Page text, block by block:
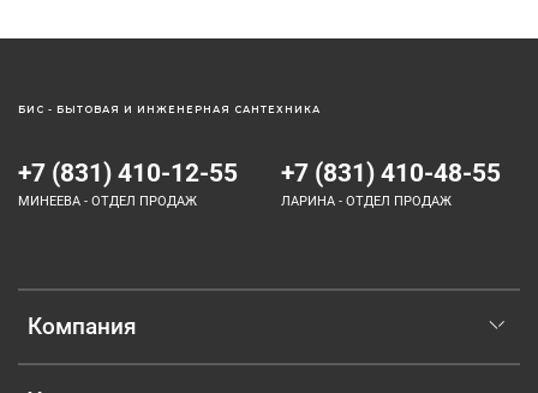
Компания
+7 (831) 410-12-55
МИНЕЕВА - ОТДЕЛ ПРОДАЖ
+7 (831) 410-48-55
ЛАРИНА - ОТДЕЛ ПРОДАЖ
БИС - БЫТОВАЯ И ИНЖЕНЕРНАЯ САНТЕХНИКА